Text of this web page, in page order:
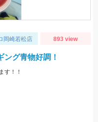
岡崎若松店 893 view
グ青物好調！
す！！